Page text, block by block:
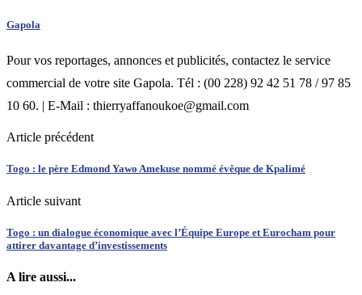
Gapola
Pour vos reportages, annonces et publicités, contactez le service
commercial de votre site Gapola. Tél : (00 228) 92 42 51 78 / 97 85
10 60. | E-Mail : thierryaffanoukoe@gmail.com
Article précédent
Togo : le père Edmond Yawo Amekuse nommé évêque de Kpalimé
Article suivant
Togo : un dialogue économique avec l’Équipe Europe et Eurocham pour
attirer davantage d’investissements
A lire aussi...